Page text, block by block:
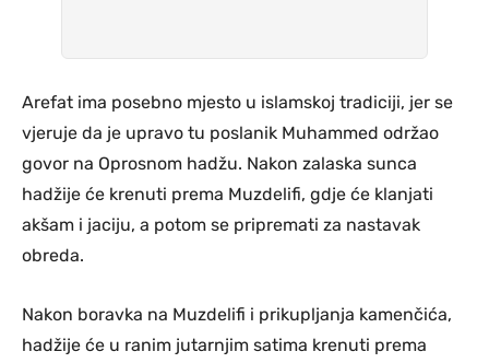
Arefat ima posebno mjesto u islamskoj tradiciji, jer se
vjeruje da je upravo tu poslanik Muhammed održao
govor na Oprosnom hadžu. Nakon zalaska sunca
hadžije će krenuti prema Muzdelifi, gdje će klanjati
akšam i jaciju, a potom se pripremati za nastavak
obreda.
Nakon boravka na Muzdelifi i prikupljanja kamenčića,
hadžije će u ranim jutarnjim satima krenuti prema